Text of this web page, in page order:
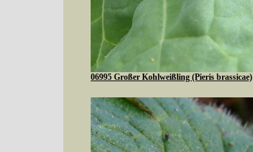
06995 Großer Kohlweißling (Pieris brassicae)